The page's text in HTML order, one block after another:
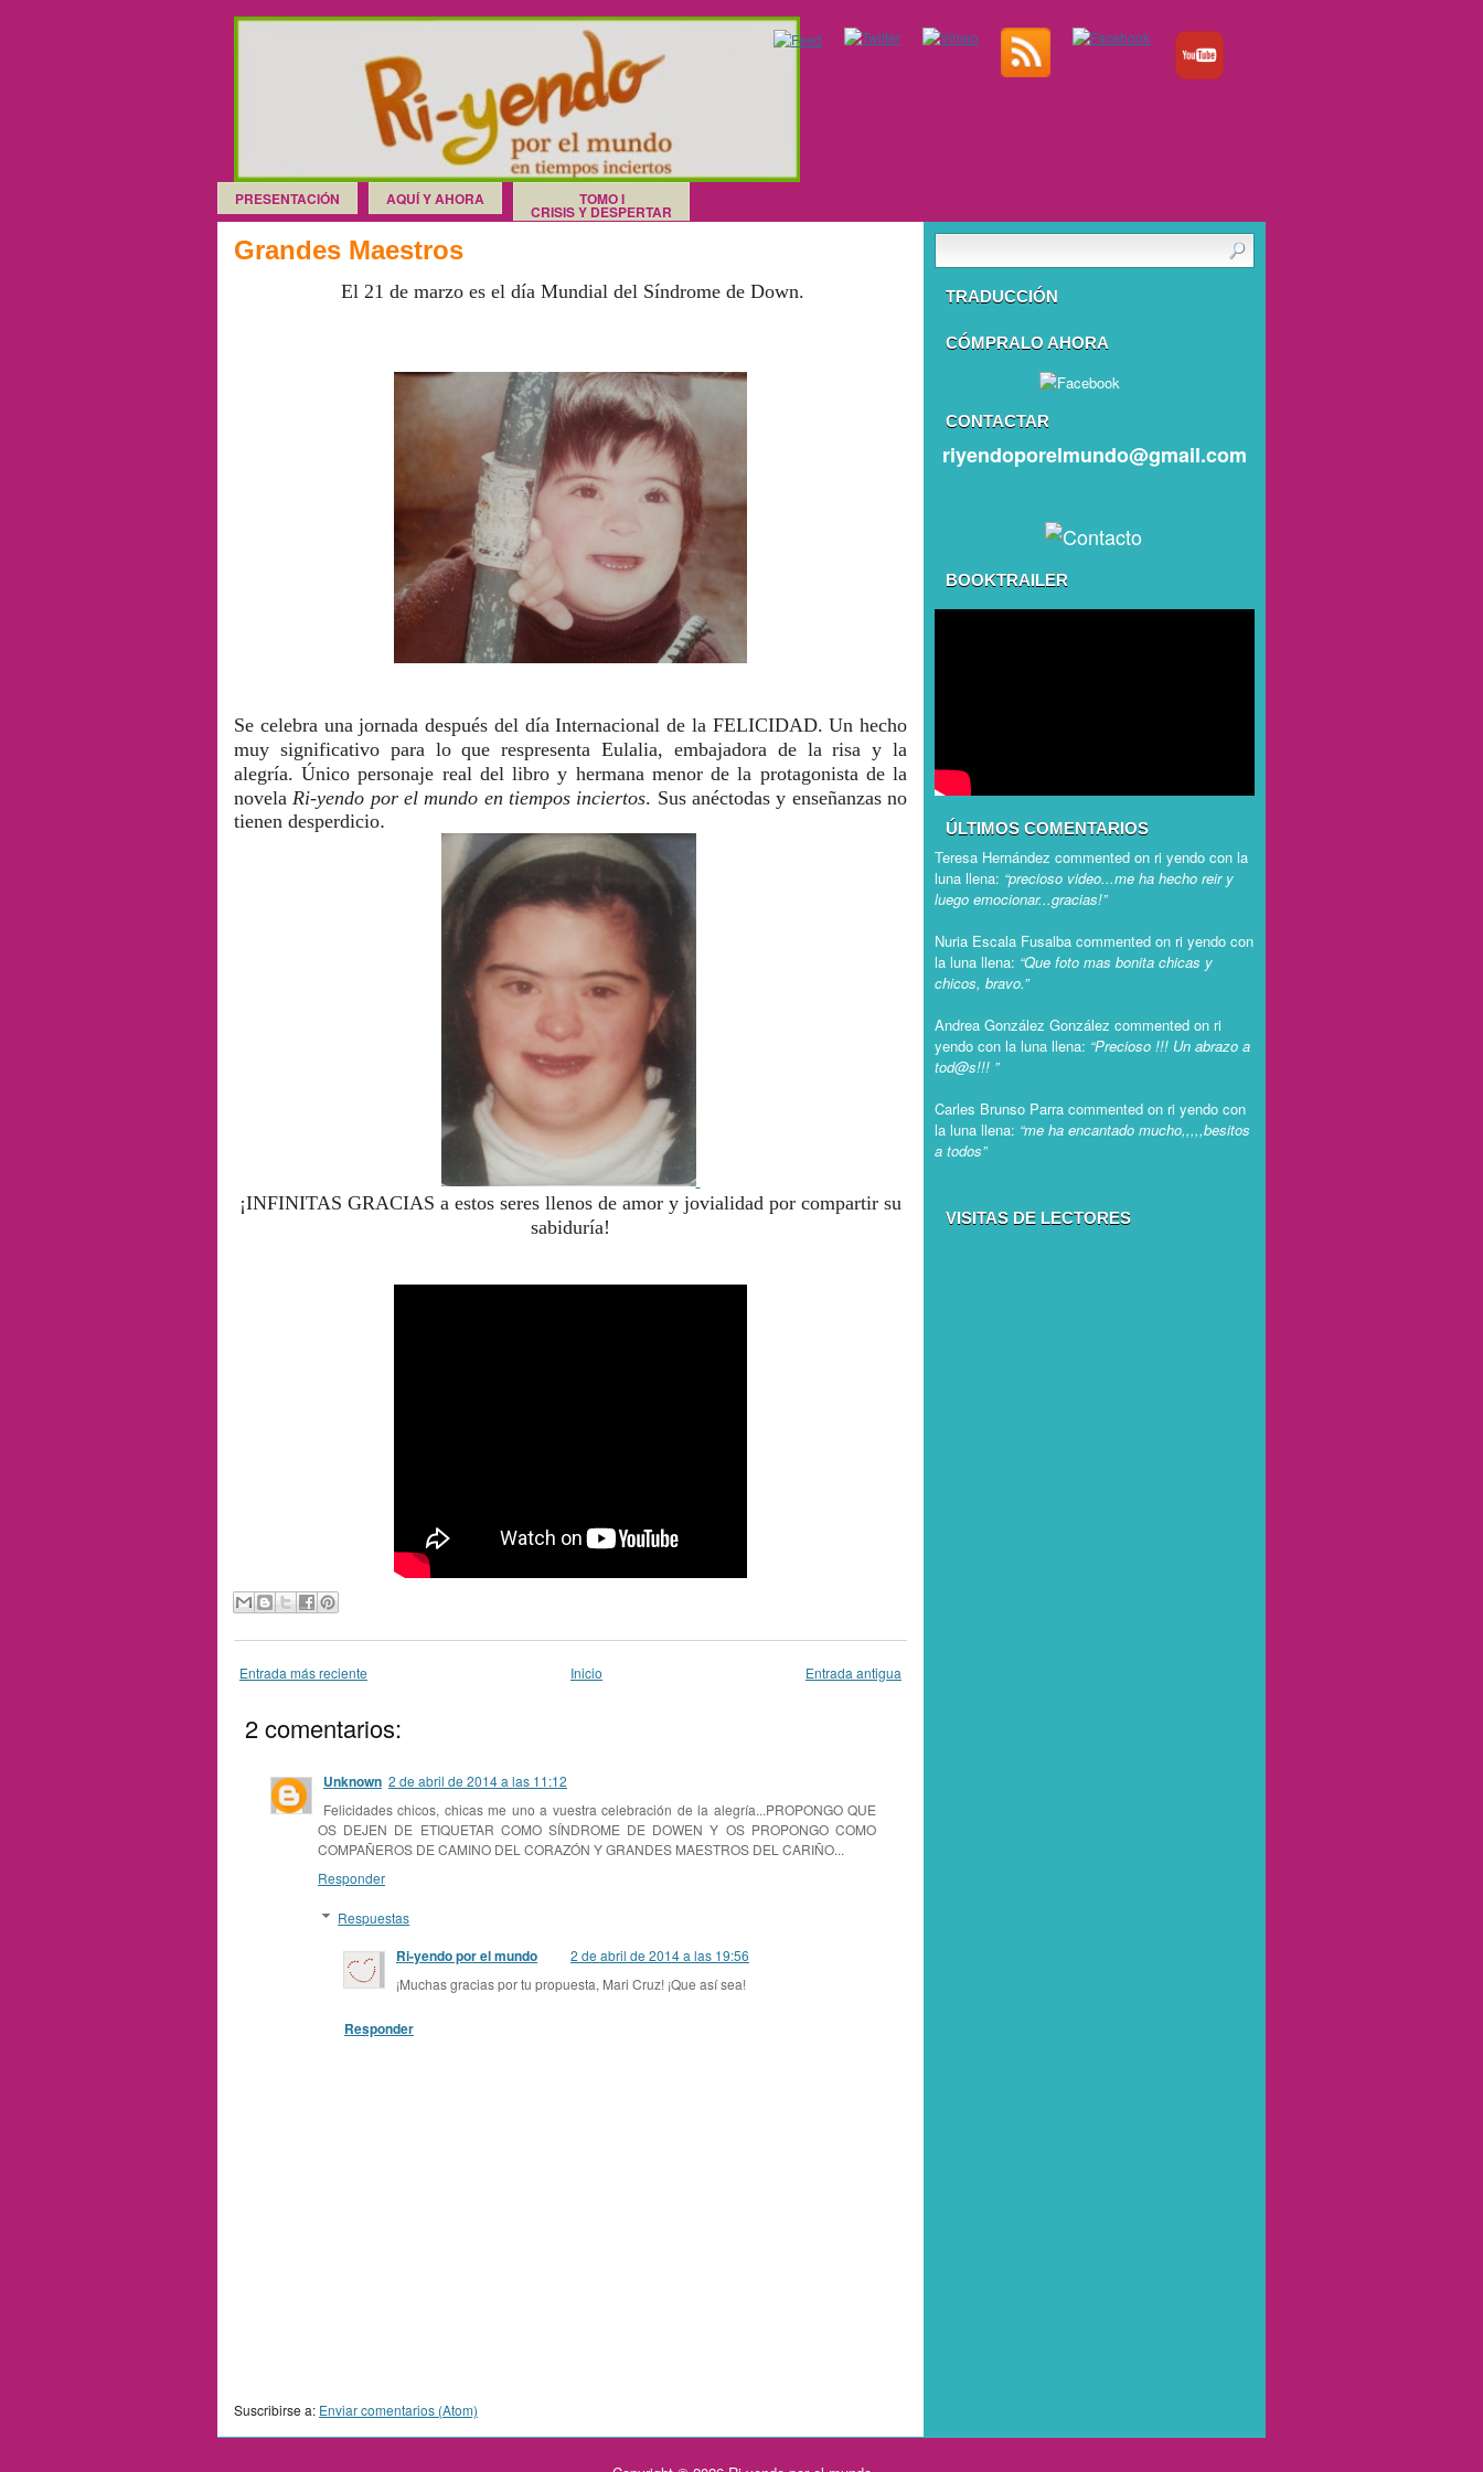
PRESENTACIÓN AQUÍ Y AHORA TOMO I
CRISIS Y DESPERTAR
Grandes Maestros
El 21 de marzo es el día Mundial del Síndrome de Down.
Se celebra una jornada después del día Internacional de la FELICIDAD. Un hecho
muy significativo para lo que respresenta Eulalia, embajadora de la risa y la
alegría. Único personaje real del libro y hermana menor de la protagonista de la
novelaRi-yendo por el mundo en tiempos inciertos. Sus anéctodas y enseñanzas no
tienen desperdicio.
¡INFINITAS GRACIAS a estos seres llenos de amor y jovialidad por compartir su
sabiduría!
Entrada más reciente Entrada antigua
Inicio
2 comentarios:
Unknown 2 de abril de 2014 a las 11:12
Felicidades chicos, chicas me uno a vuestra celebración de la alegría...PROPONGO QUE
OS DEJEN DE ETIQUETAR COMO SÍNDROME DE DOWEN Y OS PROPONGO COMO
COMPAÑEROS DE CAMINO DEL CORAZÓN Y GRANDES MAESTROS DEL CARIÑO...
Responder
Respuestas
Ri-yendo por el mundo
2 de abril de 2014 a las 19:56
¡Muchas gracias por tu propuesta, Mari Cruz! ¡Que así sea!
Responder
Suscribirse a: Enviar comentarios (Atom)
TRADUCCIÓN
CÓMPRALO AHORA
CONTACTAR
riyendoporelmundo@gmail.com
BOOKTRAILER
ÚLTIMOS COMENTARIOS
Teresa Hernández commented on ri yendo con la
luna llena: “precioso video...me ha hecho reir y
luego emocionar...gracias!”
Nuria Escala Fusalba commented on ri yendo con
la luna llena: “Que foto mas bonita chicas y
chicos, bravo.”
Andrea González González commented on ri
yendo con la luna llena: “Precioso !!! Un abrazo a
tod@s!!! ”
Carles Brunso Parra commented on ri yendo con
la luna llena: “me ha encantado mucho,,,,,besitos
a todos”
VISITAS DE LECTORES